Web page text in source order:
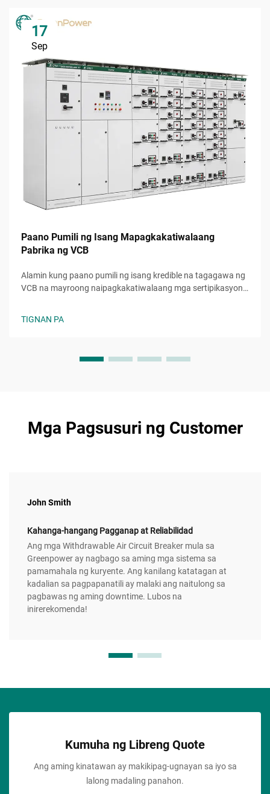
17
Sep
Paano Pumili ng Isang Mapagkakatiwalaang
Pabrika ng VCB
Alamin kung paano pumili ng isang kredible na tagagawa ng
VCB na mayroong naipagkakatiwalaang mga sertipikasyon,
TIGNAN PA
Mga Pagsusuri ng Customer
John Smith
Kahanga-hangang Pagganap at Reliabilidad
Ang mga Withdrawable Air Circuit Breaker mula sa
Greenpower ay nagbago sa aming mga sistema sa
pamamahala ng kuryente. Ang kanilang katatagan at
kadalian sa pagpapanatili ay malaki ang naitulong sa
pagbawas ng aming downtime. Lubos na
inirerekomenda!
Kumuha ng Libreng Quote
Ang aming kinatawan ay makikipag-ugnayan sa iyo sa
lalong madaling panahon.